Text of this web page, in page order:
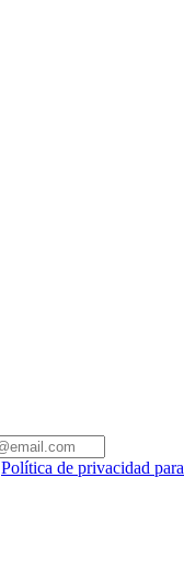
Política de privacidad